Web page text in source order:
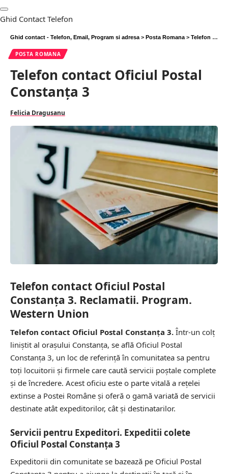
Ghid Contact Telefon
Ghid contact - Telefon, Email, Program si adresa > Posta Romana > Telefon contact Oficiul Postal Constanţa 3
POSTA ROMANA
Telefon contact Oficiul Postal
Constanţa 3
Felicia Dragusanu
Telefon contact Oficiul Postal
Constanţa 3. Reclamatii. Program.
Western Union
Telefon contact Oficiul Postal Constanţa 3. Într-un colț
liniștit al orașului Constanţa, se află Oficiul Postal
Constanţa 3, un loc de referință în comunitatea sa pentru
toți locuitorii și firmele care caută servicii poștale complete
și de încredere. Acest oficiu este o parte vitală a rețelei
extinse a Postei Române și oferă o gamă variată de servicii
destinate atât expeditorilor, cât și destinatarilor.
Servicii pentru Expeditori. Expeditii colete
Oficiul Postal Constanţa 3
Expeditorii din comunitate se bazează pe Oficiul Postal